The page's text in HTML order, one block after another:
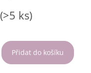
(>5 ks)
Přidat do košíku